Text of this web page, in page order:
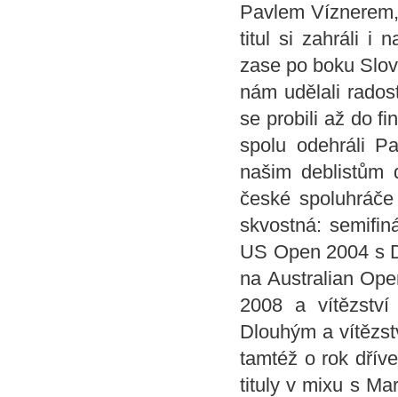
Pavlem
titul si zahráli i
zase po boku
nám udělali
se probili až do
spolu odehráli
našim deblistům
české
skvostná:
US Open 2004 s
na Australian
2008 a
Dlouhým a
tamtéž o rok
tituly v mixu s